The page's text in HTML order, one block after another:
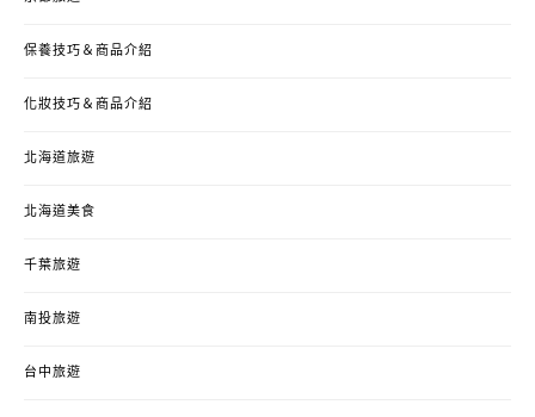
保養技巧＆商品介紹
化妝技巧＆商品介紹
北海道旅遊
北海道美食
千葉旅遊
南投旅遊
台中旅遊